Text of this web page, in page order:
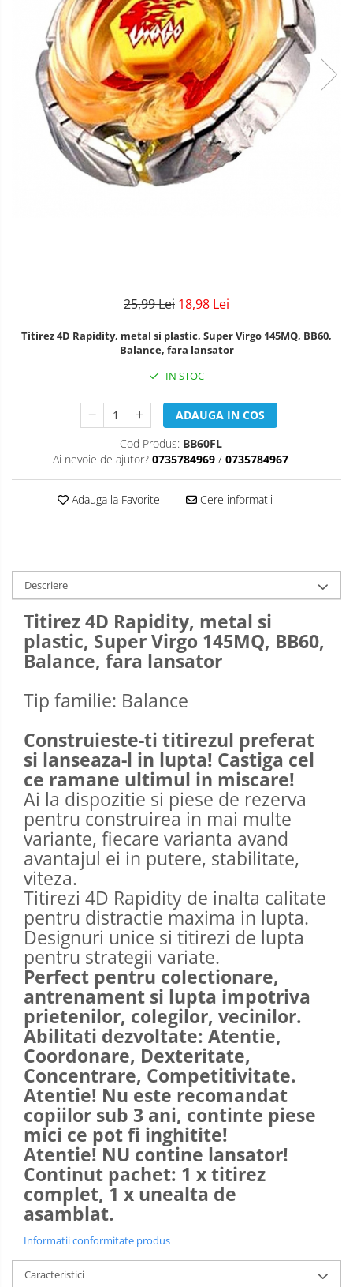
25,99 Lei 18,98 Lei
Titirez 4D Rapidity, metal si plastic, Super Virgo 145MQ, BB60,
Balance, fara lansator
IN STOC
ADAUGA IN COS
Cod Produs: BB60FL
Ai nevoie de ajutor? 0735784969 / 0735784967
Adauga la Favorite Cere informatii
Descriere
Titirez 4D Rapidity, metal si
plastic, Super Virgo 145MQ, BB60,
Balance, fara lansator
Tip familie: Balance
Construieste-ti titirezul preferat
si lanseaza-l in lupta! Castiga cel
ce ramane ultimul in miscare!
Ai la dispozitie si piese de rezerva
pentru construirea in mai multe
variante, fiecare varianta avand
avantajul ei in putere, stabilitate,
viteza.
Titirezi 4D Rapidity de inalta calitate
pentru distractie maxima in lupta.
Designuri unice si titirezi de lupta
pentru strategii variate.
Perfect pentru colectionare,
antrenament si lupta impotriva
prietenilor, colegilor, vecinilor.
Abilitati dezvoltate: Atentie,
Coordonare, Dexteritate,
Concentrare, Competitivitate.
Atentie! Nu este recomandat
copiilor sub 3 ani, continte piese
mici ce pot fi inghitite!
Atentie! NU contine lansator!
Continut pachet: 1 x titirez
complet, 1 x unealta de
asamblat.
Informatii conformitate produs
Caracteristici